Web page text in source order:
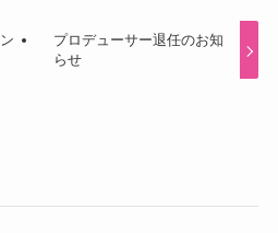
プロデューサー退任のお知
らせ